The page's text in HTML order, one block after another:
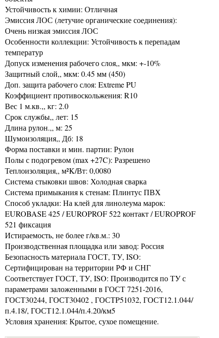
Устойчивость к химии: Отличная
Эмиссия ЛОС (летучие органические соединения):
Очень низкая эмиссия ЛОС
Особенности коллекции: Устойчивость к перепадам
температур
Допуск изменения рабочего слоя,, мкм: +-10%
Защитный слой,, мкм: 0.45 мм (450)
Доп. защита рабочего слоя: Extreme PU
Коэффициент противоскольжения: R10
Вес 1 м.кв.,, кг: 2.0
Срок службы,, лет: 15
Длина рулон.,, м: 25
Шумоизоляция,, Дб: 18
Форма поставки и мин. партии: Рулон
Полы с подогревом (max +27C): Разрешено
Теплоизоляция,, м²K/Вт: 0,0080
Система стыковки швов: Холодная сварка
Система примыкания к стенам: Плинтус ПВХ
Способ укладки: На клей для линолеума марок:
EUROBASE 425 / EUROPROF 522 контакт / EUROPROF
521 фиксация
Истираемость, не более г/кв.м.: 30
Производственная площадка или завод: Россия
Безопасность материала ГОСТ, ТУ, ISO:
Сертифицирован на территории РФ и СНГ
Соответствует ГОСТ, ТУ, ISO: Производится по ТУ с
параметрами заложенными в ГОСТ 7251-2016,
ГОСТ30244, ГОСТ30402 , ГОСТP51032, ГОСТ12.1.044/
п.4.18/, ГОСТ12.1.044/п.4.20/км5
Условия хранения: Крытое, сухое помещение.